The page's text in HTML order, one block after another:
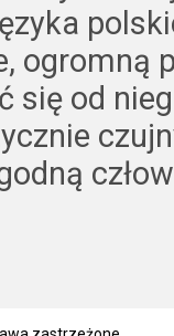
ogromną
się od